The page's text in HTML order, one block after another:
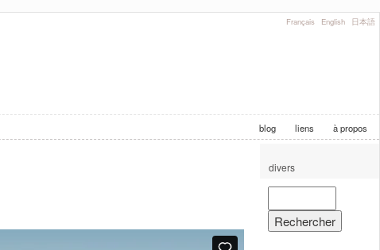
Français English 日本語
blog liens à propos
divers